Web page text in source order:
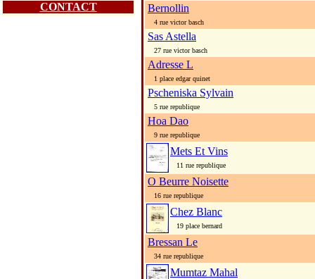
CONTACT Bernollin
4 rue victor basch
Sas Astella
27 rue victor basch
Adresse L
1 place edgar quinet
Pscheniska Sylvain
5 rue republique
Hoa Dao
9 rue republique
Mets Et Vins
11 rue republique
O Beurre Noisette
16 rue republique
Chez Blanc
19 place bernard
Bressan Le
34 rue republique
Mumtaz Mahal